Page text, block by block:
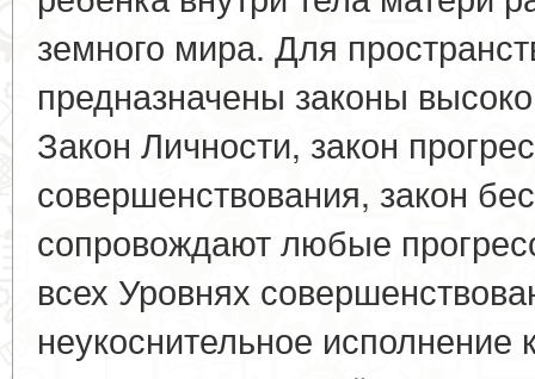
земного мира. Для
предназначены законы
Закон Личности, закон
совершенствования, закон
сопровождают любые
всех Уровнях
неукоснительное исполнение